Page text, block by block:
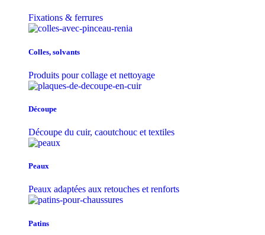
Fixations & ferrures
Colles, solvants
Produits pour collage et nettoyage
Découpe
Découpe du cuir, caoutchouc et textiles
Peaux
Peaux adaptées aux retouches et renforts
Patins